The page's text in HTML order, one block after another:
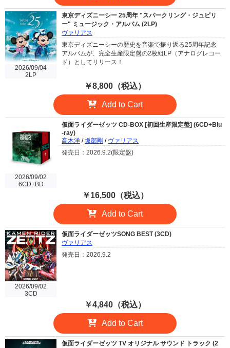
2026/09/04
2LP
東京ディズニーシー 25周年 "スパークリング・ジュビリ
ー" ミュージック・アルバム (2LP)
ヴァリアス
東京ディズニーシーの歴史を音楽で振り返る25周年記念
アルバムが、完全生産限定盤の2枚組LP（アナログレコー
ド）としてリリース！
￥8,800（税込）
Add to Cart
2026/09/02
6CD+BD
仮面ライダーゼッツ CD-BOX [初回生産限定盤] (6CD+Blu
-ray)
高木洋 /坂部剛 / ヴァリアス
発売日：2026.9.2(限定盤)
￥16,500（税込）
Add to Cart
2026/09/02
3CD
仮面ライダーゼッツSONG BEST (3CD)
ヴァリアス
発売日：2026.9.2
￥4,840（税込）
Add to Cart
仮面ライダーゼッツ TV オリジナル サウンド トラック (2